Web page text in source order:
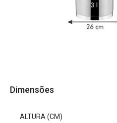
Dimensões
ALTURA (CM)